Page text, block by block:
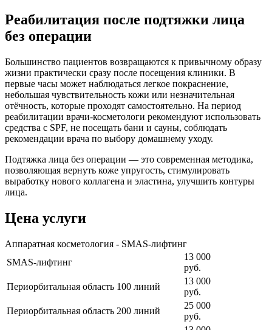
Реабилитация после подтяжки лица
без операции
Большинство пациентов возвращаются к привычному образу
жизни практически сразу после посещения клиники. В
первые часы может наблюдаться легкое покраснение,
небольшая чувствительность кожи или незначительная
отёчность, которые проходят самостоятельно. На период
реабилитации врачи-косметологи рекомендуют использовать
средства с SPF, не посещать бани и сауны, соблюдать
рекомендации врача по выбору домашнему уходу.
Подтяжка лица без операции — это современная методика,
позволяющая вернуть коже упругость, стимулировать
выработку нового коллагена и эластина, улучшить контуры
лица.
Цена услуги
Аппаратная косметология - SMAS-лифтинг
SMAS-лифтинг
13 000
руб.
Периорбитальная область 100 линий
13 000
руб.
Периорбитальная область 200 линий
25 000
руб.